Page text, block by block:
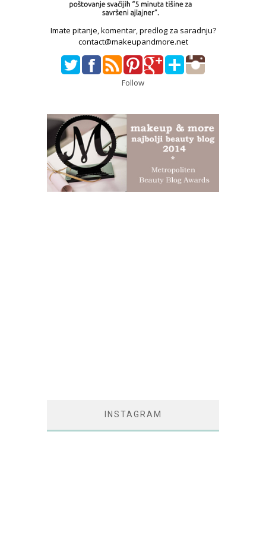
Imate pitanje, komentar, predlog za saradnju?
contact@makeupandmore.net
Follow
INSTAGRAM